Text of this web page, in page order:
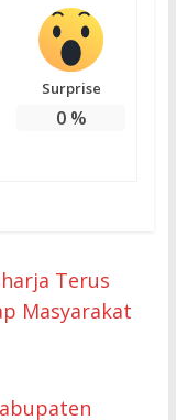
Surprise
0%
Terus
Masyarakat